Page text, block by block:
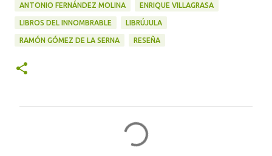
ANTONIO FERNÁNDEZ MOLINA ENRIQUE VILLAGRASA
LIBROS DEL INNOMBRABLE LIBRÚJULA
RAMÓN GÓMEZ DE LA SERNA RESEÑA